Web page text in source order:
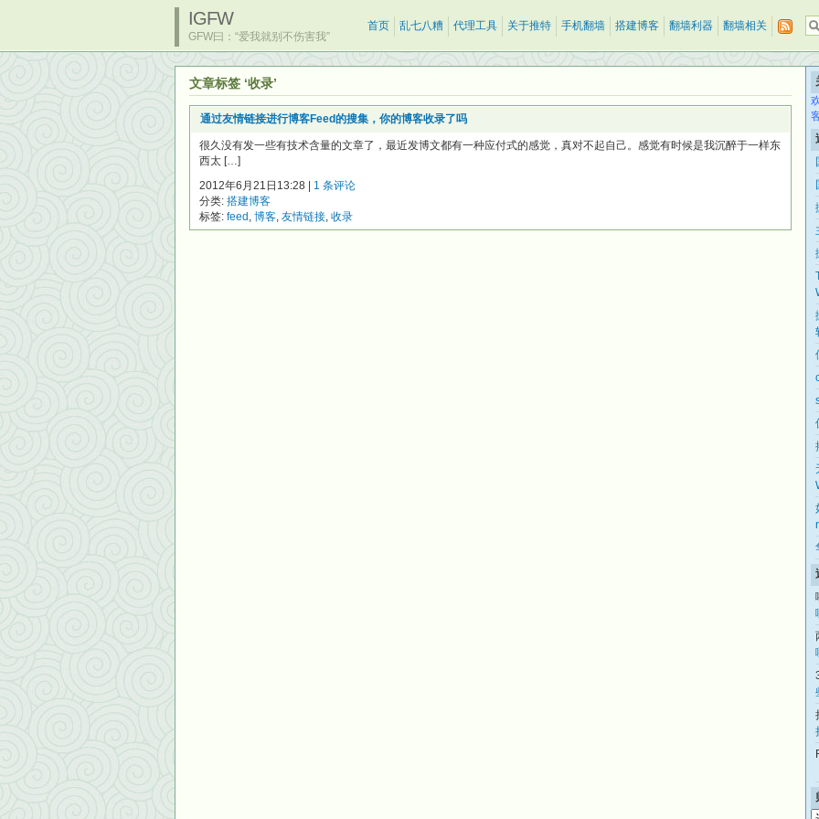
IGFW
GFW曰：“爱我就别不伤害我”
首页 乱七八糟 代理工具 关于推特 手机翻墙 搭建博客 翻墙利器 翻墙相关
文章标签 ‘收录’
通过友情链接进行博客Feed的搜集，你的博客收录了吗
很久没有发一些有技术含量的文章了，最近发博文都有一种应付式的感觉，真对不起自己。感觉有时候是我沉醉于一样东
西太 […]
2012年6月21日13:28 | 1 条评论
分类: 搭建博客
标签: feed , 博客, 友情链接, 收录